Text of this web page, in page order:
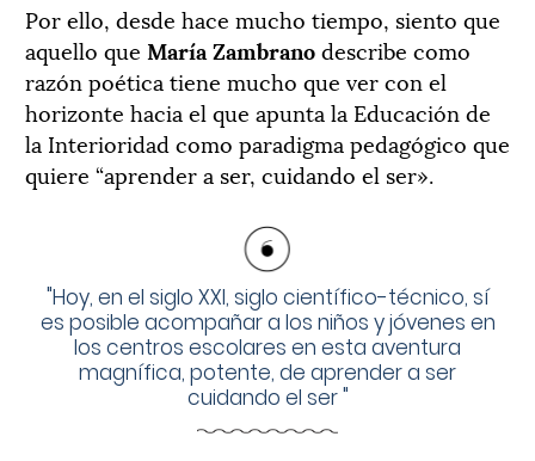
Por ello, desde hace mucho tiempo, siento que
aquello que María Zambranodescribe como
razón poética tiene mucho que ver con el
horizonte hacia el que apunta la Educación de
la Interioridad como paradigma pedagógico que
quiere “aprender a ser, cuidando el ser».
"Hoy, en el siglo XXI, siglo científico-técnico, sí
es posible acompañar a los niños y jóvenes en
los centros escolares en esta aventura
magnífica, potente, de aprender a ser
cuidando el ser"